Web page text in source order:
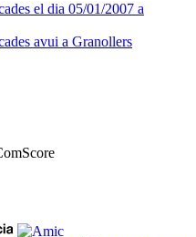
el dia 05/01/2007 a
avui a Granollers